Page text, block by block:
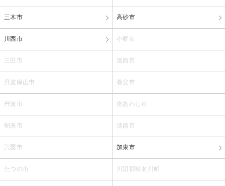
三木市 高砂市
川西市 小野市
三田市 加西市
丹波篠山市 養父市
丹波市 南あわじ市
朝来市 淡路市
宍粟市 加東市
たつの市 川辺郡猪名川町